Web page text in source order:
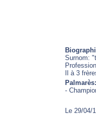
Surnom:
Il à 3
Palmarès:
-
Le 29/04/